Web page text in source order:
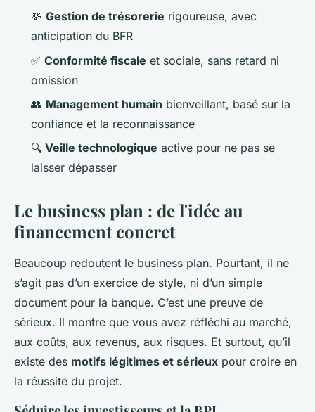
💸 Gestion de trésorerie rigoureuse, avec
anticipation du BFR
✅ Conformité fiscale et sociale, sans retard ni
omission
👥 Management humain bienveillant, basé sur la
confiance et la reconnaissance
🔍 Veille technologique active pour ne pas se
laisser dépasser
Le business plan : de l'idée au
financement concret
Beaucoup redoutent le business plan. Pourtant, il ne
s’agit pas d’un exercice de style, ni d’un simple
document pour la banque. C’est une preuve de
sérieux. Il montre que vous avez réfléchi au marché,
aux coûts, aux revenus, aux risques. Et surtout, qu’il
existe des motifs légitimes et sérieux pour croire en
la réussite du projet.